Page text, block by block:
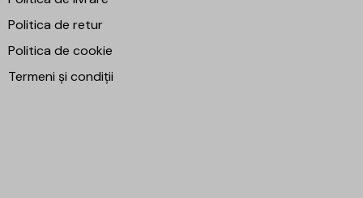
Politica de retur
Politica de cookie
Termeni și condiții